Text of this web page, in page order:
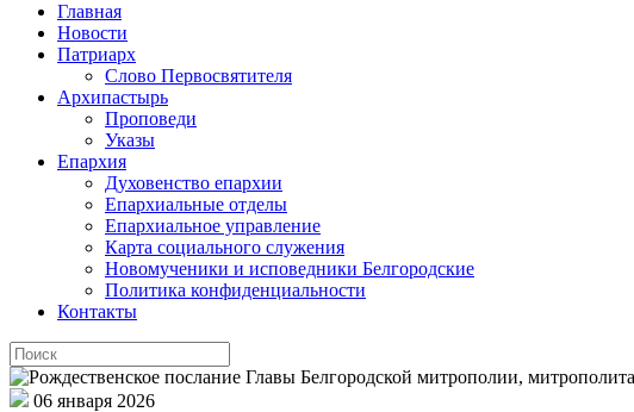
Главная
Новости
Патриарх
Слово Первосвятителя
Архипастырь
Проповеди
Указы
Епархия
Духовенство епархии
Епархиальные отделы
Епархиальное управление
Карта социального служения
Новомученики и исповедники Белгородские
Политика конфиденциальности
Контакты
06 января 2026